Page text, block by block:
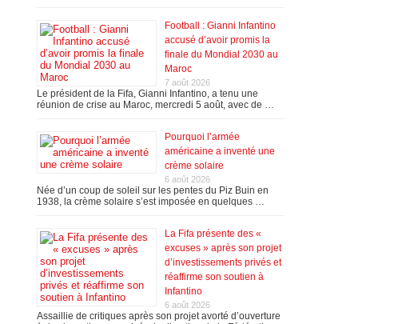
Football : Gianni Infantino
accusé d’avoir promis la
finale du Mondial 2030 au
Maroc
7 août 2026
Le président de la Fifa, Gianni Infantino, a tenu une
réunion de crise au Maroc, mercredi 5 août, avec de …
Pourquoi l’armée
américaine a inventé une
crème solaire
6 août 2026
Née d’un coup de soleil sur les pentes du Piz Buin en
1938, la crème solaire s’est imposée en quelques …
La Fifa présente des «
excuses » après son projet
d’investissements privés et
réaffirme son soutien à
Infantino
6 août 2026
Assaillie de critiques après son projet avorté d’ouverture